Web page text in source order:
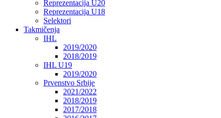
Reprezentacija U20
Reprezentacija U18
Selektori
Takmičenja
IHL
2019/2020
2018/2019
IHL U19
2019/2020
Prvenstvo Srbije
2021/2022
2018/2019
2017/2018